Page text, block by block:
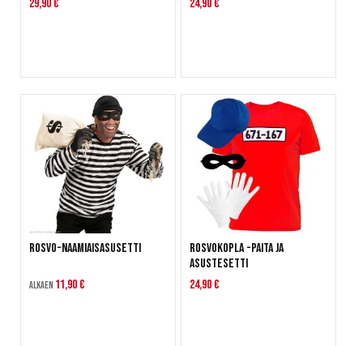
29,90 € 24,90 €
Rosvo-naamiaisasusetti
Alkaen 11,90 €
Rosvokopla -paita ja
asustesetti
24,90 €